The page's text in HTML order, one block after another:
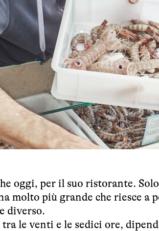
oggi, per il suo ristorante.
molto più grande che riesce a
diverso.
tra le venti e le sedici ore,